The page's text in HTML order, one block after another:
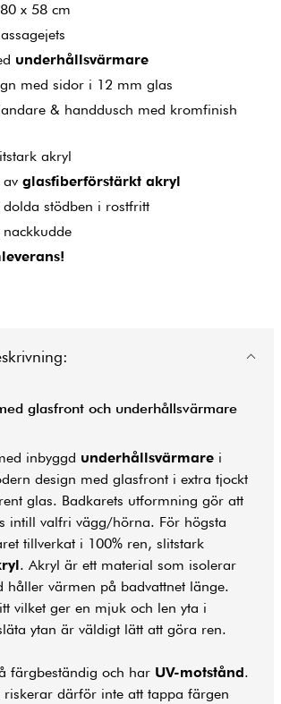
x 58 cm
underhållsvärmare
med sidor i 12 mm glas
& handdusch med kromfinish
akryl
av glasfiberförstärkt akryl
dolda stödben i rostfritt
glasfront och underhållsvärmare
inbyggd underhållsvärmare i
design med glasfront i extra tjockt
glas. Badkarets utformning gör att
intill valfri vägg/hörna. För högsta
tillverkat i 100% ren, slitstark
. Akryl är ett material som isolerar
håller värmen på badvattnet länge.
vilket ger en mjuk och len yta i
ytan är väldigt lätt att göra ren.
färgbeständig och har UV-motstånd.
riskerar därför inte att tappa färgen